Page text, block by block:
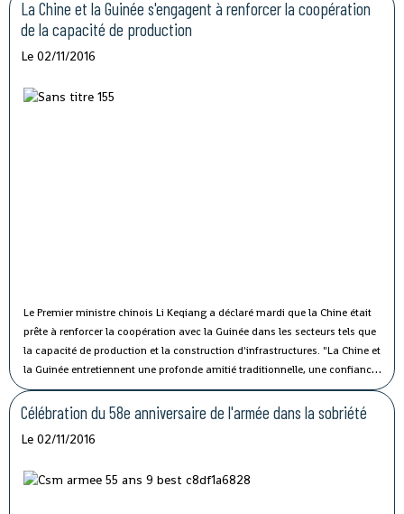
vise à protester contre les mauvaises conditions de vie et de travail des
fonctionnaires du secteur public.
La Chine et la Guinée s'engagent à renforcer la coopération
de la capacité de production
Le 02/11/2016
Le Premier ministre chinois Li Keqiang a déclaré mardi que la Chine était
prête à renforcer la coopération avec la Guinée dans les secteurs tels que
la capacité de production et la construction d'infrastructures. "La Chine et
la Guinée entretiennent une profonde amitié traditionnelle, une confiance
politique solide et une coopération fructueuse", a affirmé M. Li lors de sa
rencontre avec le président guinéen Alpha Condé à Beijing.
Célébration du 58e anniversaire de l'armée dans la sobriété
Le 02/11/2016